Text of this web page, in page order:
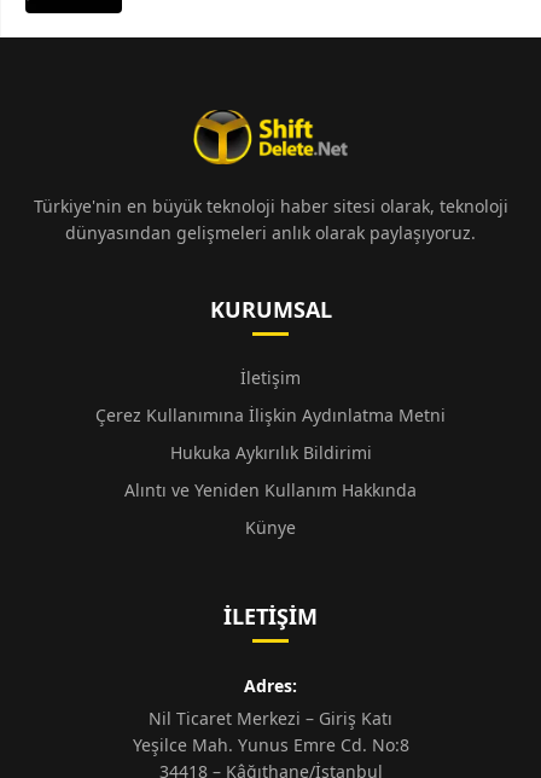
Türkiye'nin en büyük teknoloji haber sitesi olarak, teknoloji
dünyasından gelişmeleri anlık olarak paylaşıyoruz.
KURUMSAL
İletişim
Çerez Kullanımına İlişkin Aydınlatma Metni
Hukuka Aykırılık Bildirimi
Alıntı ve Yeniden Kullanım Hakkında
Künye
İLETIŞIM
Adres:
Nil Ticaret Merkezi – Giriş Katı
Yeşilce Mah. Yunus Emre Cd. No:8
34418 – Kâğıthane/İstanbul